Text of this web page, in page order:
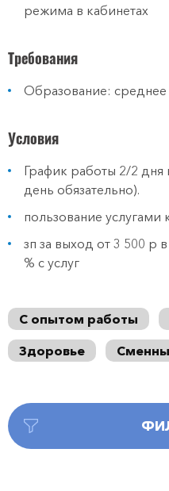
режима в кабинетах
Требования
Образование: среднее
Условия
График работы 2/2
день обязательно).
пользование услугами
зп за выход от 3 500 р
% с услуг
С опытом работы
Здоровье